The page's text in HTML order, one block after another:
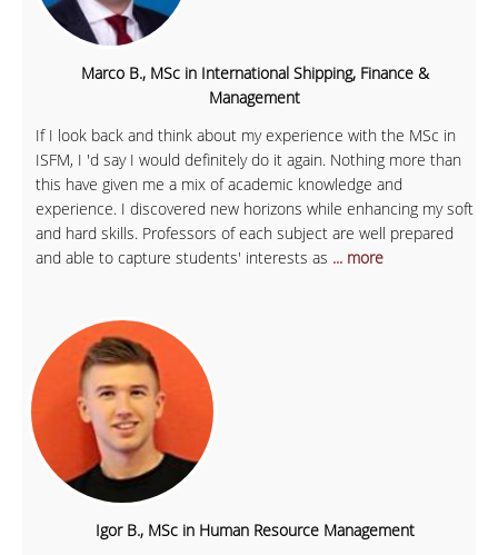
Marco B., MSc in International Shipping, Finance &
Management
If I look back and think about my experience with the MSc in
ISFM, I 'd say I would definitely do it again. Nothing more than
this have given me a mix of academic knowledge and
experience. I discovered new horizons while enhancing my soft
and hard skills. Professors of each subject are well prepared
and able to capture students' interests as ... more
Igor B., MSc in Human Resource Management